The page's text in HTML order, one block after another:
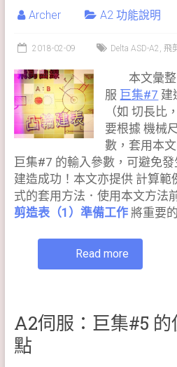
Archer A2 功能說明
2018-02-09 Delta ASD-A2 , 飛
本文彙
服 巨集#7 建
（如 切長比
要根據 機械
數，套用本
巨集#7 的輸入參數，可避免
建造成功！本文亦提供 計算範
式的套用方法．使用本文方法
剪造表（1）準備工作將重要
Read more
A2伺服：巨集#5
點